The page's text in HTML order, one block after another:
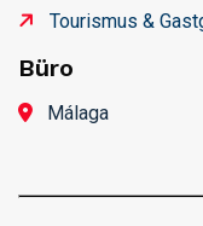
Tourismus &
Büro
Málaga